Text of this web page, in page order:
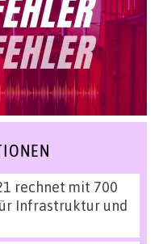
rechnet mit 700
Infrastruktur und